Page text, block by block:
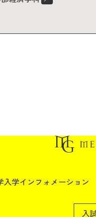
入学インフォメーション
入